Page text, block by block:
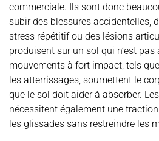
commerciale. Ils sont donc
subir des blessures accidentelles,
stress répétitif ou des lésions
produisent sur un sol qui n’est
mouvements à fort impact, tels
les atterrissages, soumettent le
que le sol doit aider à absorber.
nécessitent également une
les glissades sans restreindre les